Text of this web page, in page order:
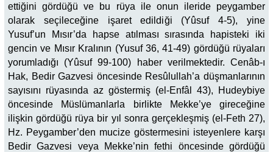
ettiğini gördüğü ve bu rüya ile onun ileride peygamber
olarak seçileceğine işaret edildiği (Yûsuf 4-5), yine
Yusuf’un Mısır’da hapse atılması sırasında hapisteki iki
gencin ve Mısır Kralının (Yusuf 36, 41-49) gördüğü rüyaları
yorumladığı (Yûsuf 99-100) haber verilmektedir. Cenâb-ı
Hak, Bedir Gazvesi öncesinde Resûlullah’a düşmanlarının
sayısını rüyasında az göstermiş (el-Enfâl 43), Hudeybiye
öncesinde Müslümanlarla birlikte Mekke’ye gireceğine
ilişkin gördüğü rüya bir yıl sonra gerçekleşmiş (el-Feth 27),
Hz. Peygamber’den mucize göstermesini isteyenlere karşı
Bedir Gazvesi veya Mekke’nin fethi öncesinde gördüğü